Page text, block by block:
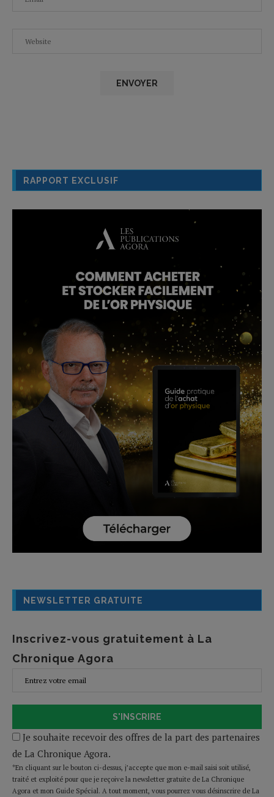
RAPPORT EXCLUSIF
NEWSLETTER GRATUITE
Inscrivez-vous gratuitement à La
Chronique Agora
S'INSCRIRE
Je souhaite recevoir des offres de la part des partenaires
de La Chronique Agora.
*En cliquant sur le bouton ci-dessus, j’accepte que mon e-mail saisi soit utilisé,
traité et exploité pour que je reçoive la newsletter gratuite de La Chronique
Agora et mon Guide Spécial. A tout moment, vous pourrez vous désinscrire de La